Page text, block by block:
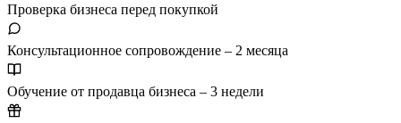
Проверка бизнеса перед покупкой
Консультационное сопровождение – 2 месяца
Обучение от продавца бизнеса – 3 недели